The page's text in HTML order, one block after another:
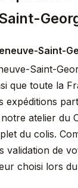
Saint-
Saint-
que toute la
expéditions
atelier du
du colis.
validation de
choisi lors